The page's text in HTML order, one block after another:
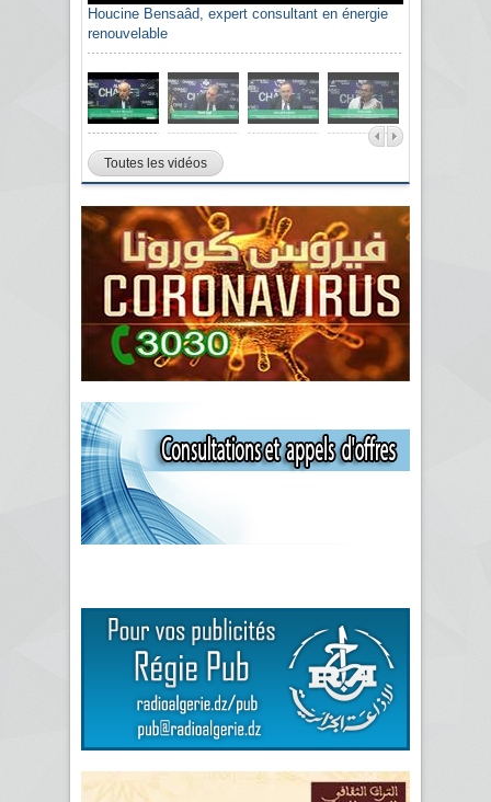
Houcine Bensaâd, expert consultant en énergie
renouvelable
Toutes les vidéos